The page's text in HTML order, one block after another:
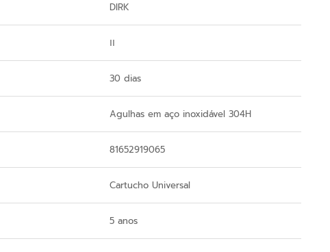
DIRK
ⅠⅠ
30 dias
Agulhas em aço inoxidável 304H
81652919065
Cartucho Universal
5 anos